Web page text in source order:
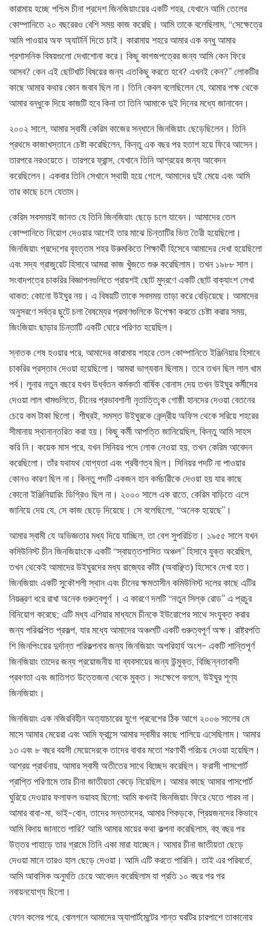
কারামায় হচ্ছে পশ্চিম চীনা প্রদেশ জিনজিয়াংয়ের একটি শহর, যেখানে আমি তেলের
কোম্পানিতে ২০ বছরেরও বেশি সময় কাজ করেছি। আমি তাকে বলেছিলাম, “সেক্ষেত্রে
আমি পাওয়ার অফ অ্যাটর্নি দিতে চাই। কারামায় শহরে আমার এক বন্ধু আমার
প্রশাসনিক বিষয়গুলো দেখাশোনা করে। কিছু কাগজপত্রের জন্য আমি কেন ফিরে
আসব? কেন এই ছোটখাট বিষয়ের জন্য এতকিছু করতে হবে? এখনই কেন?” লোকটির
কাছে আমার কথার কোন জবাব ছিল না। তিনি কেবল বলেছিলেন যে, আমার পক্ষ থেকে
আমার বন্ধুকে দিয়ে কাজটি হবে কিনা তা তিনি আমাকে দুই দিনের মধ্যে জানাবেন।
২০০২ সালে, আমার স্বামী কেরিম কাজের সন্ধানে জিনজিয়াং ছেড়েছিলেন। তিনি
প্রথমে কাজাখস্তানে চেষ্টা করেছিলেন, কিন্তু এক বছর পর হতাশ হয়ে ফিরে আসেন।
তারপরে নরওয়েতে। তারপরে ফ্রান্স, যেখানে তিনি আশ্রয়ের জন্য আবেদন
করেছিলেন। একবার তিনি সেখানে স্থায়ী হয়ে গেলে, আমাদের দুই মেয়ে এবং আমি
তার কাছে চলে যেতাম।
কেরিম সবসময়ই জানত যে তিনি জিনজিয়াং ছেড়ে চলে যাবেন। আমাদের তেল
কোম্পানিতে নিয়োগ দেওয়ার আগেই তার মাঝে চিন্তাটির ভিত তৈরী হয়েছিলো।
জিনজিয়াং প্রদেশের বৃহত্তম শহর উরুমকিতে শিক্ষার্থী হিসেবে আমাদের দেখা হয়েছিলো
এবং সদ্য গ্রাজুয়েট হিসাবে আমরা কাজ খুঁজতে শুরু করেছিলাম। তখন ১৯৮৮ সাল।
সংবাদপত্রে চাকরির বিজ্ঞাপনগুলিতে প্রায়শই ছোট মুদ্রণে একটি ছোট বাক্যাংশ লেখা
থাকত: কোনো উইঘুর নয়। এ বিষয়টি তাকে সবসময় তাড়া করে বেড়িয়েছে। আমাদের
অনুসরণে সর্বত্র ছুটে চলা বৈষম্যের প্রমাণগুলিকে উপেক্ষা করতে চেষ্টা করার সময়,
জিংজিয়াং ছাড়ার চিন্তাটি একটি ঘোরে পরিণত হয়েছিল।
স্নাতক শেষ হওয়ার পরে, আমাদের কারামায় শহরে তেল কোম্পানিতে ইঞ্জিনিয়ার হিসাবে
চাকরির প্রস্তাব দেওয়া হয়েছিলো। আমরা ভাগ্যবান ছিলাম। তবে তখন ছিল লাল খাম
পর্ব। লুনার নতুন বছরে যখন উর্ধ্বতন কর্মকর্তা বার্ষিক বোনাস দেয় তখন উইঘুর কর্মীদের
দেওয়া লাল খামগুলিতে, চীনের প্রভাবশালী নৃতাত্তি¡ক গোষ্ঠী হানদের দেওয়া বেতনের
চেয়ে কম টাকা ছিলো। শীঘ্রই, সমস্ত উইঘুরকে কেন্দ্রীয় অফিস থেকে সরিয়ে শহরের
সীমানায় স্থানান্তরিত করা হয়। কিছু কর্মী আপত্তি জানিয়েছিল, কিন্তু আমি সাহস
করি নি। কয়েক মাস পরে, যখন সিনিয়র পদে লোক নেওয়া হয়, তখন কেরিম আবেদন
করেছিলো। তাঁর যথাযথ যোগ্যতা এবং প্রবীণত্ব ছিল। সিনিয়র পদটি না পাওয়ার
কোনও কারণ ছিল না। কিন্তু পদটি একজন হান কর্মচারীকে দেওয়া হয় যার কাছে
কোনো ইঞ্জিনিয়ারিং ডিগ্রিও ছিল না। ২০০০ সালে এক রাতে, কেরিম বাড়িতে এসে
জানিয়ে দেয় যে, সে কাজ ছেড়ে দিয়েছে। সে বলেছিলো, “অনেক হয়েছে”।
আমার স্বামী যে অভিজ্ঞতার মধ্য দিয়ে যাচ্ছিল, তা বেশ সুপরিচিত। ১৯৫৫ সালে যখন
কমিউনিস্ট চীন জিনজিয়াংকে একটি “স্বায়ত্তশাসিত অঞ্চল” হিসাবে যুক্ত করেছিল,
তখন থেকেই আমাদের উইঘুরদের মধ্য রাজ্যের কাঁটা (অবাঞ্ছিত) হিসেবে দেখা হত।
জিনজিয়াং একটি সুকৌশলী স্থান এবং চীনের ক্ষমতাসীন কমিউনিস্ট দলের কাছে এটির
নিয়ন্ত্রণ ধরে রাখা অনেক গুরুত্বপূর্ণ । এ কারণে দলটি “নতুন সিল্ক রোড” এ প্রচুর
বিনিয়োগ করেছে; এটি মধ্য এশিয়ার মাধ্যমে চীনকে ইউরোপের সাথে সংযুক্ত করার
জন্য পরিকল্পিত প্রকল্প, যার মধ্যে আমাদের অঞ্চলটি একটি গুরুত্বপূর্ণ অক্ষ। রাষ্ট্রপতি
শি জিনপিংয়ের দুর্দান্ত পরিকল্পনার জন্য জিনজিয়াং অপরিহার্য অংশ- একটি শান্তিপূর্ণ
জিনজিয়াং তাদের জন্য প্রয়োজনীয় যা ব্যবসায়ের জন্য উন্মুক্ত, বিচ্ছিন্নতাবাদী
প্রবণতা এবং জাতিগত উত্তেজনা থেকে মুক্ত। সংক্ষেপে বললে, উইঘুর শূণ্য
জিনজিয়াং।
জিনজিয়াং এক নজিরবিহীন অত্যাচারের যুগে প্রবেশের ঠিক আগে ২০০৬ সালের মে
মাসে আমার মেয়েরা এবং আমি ফ্রান্সে আমার স্বামীর কাছে পালিয়ে এসেছিলাম। আমার
১৩ এবং ৮ বছর বয়সী মেয়েদেরকে তাদের বাবার মতো শরণার্থী পরিচয় দেওয়া হয়েছিল।
আশ্রয় প্রার্থনায়, আমার স্বামী অতীতের সাথে বিচ্ছেদ করেছিল। ফরাসী পাসপোর্ট
প্রাপ্তি পরিণামে তার চীনা জাতীয়তা কেড়ে নিয়েছিল। আমার কাছে আমার পাসপোর্ট
ঘুরিয়ে দেওয়ার ফলাফল ভয়াবহ ছিলো: আমি কখনই জিনজিয়াং ফিরে যেতে পারব না।
আমার বাবা-মা, ভাই-বোন, তাদের সন্তানদের, আমার শিকড়কে, প্রিয়জনদের কিভাবে
আমি বিদায় জানাতে পারি? আমি আমার মায়ের কথা কল্পনা করেছিলাম, বহু বছর পর
উত্তর পাহাড়ে তার গ্রামে তিনি একা মারা যাচ্ছেন। আমার চীনা জাতীয়তা ছেড়ে
দেওয়া মানে তারও হাল ছেড়ে দেওয়া। আমি এটি করতে পারিনি। তাই এর পরিবর্তে,
আমি আবাসিক অনুমতি চেয়ে আবেদন করেছিলাম যা প্রতি ১০ বছর পর পর
নবায়নযোগ্য ছিলো।
ফোন কলের পরে, বোলগনে আমাদের অ্যাপার্টমেন্টের শান্ত ঘরটির চারপাশে তাকানোর